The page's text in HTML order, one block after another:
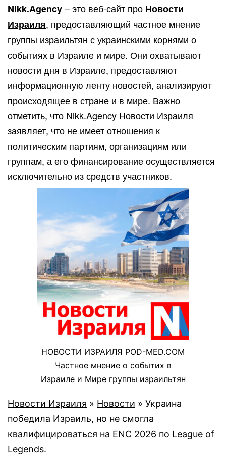
Nikk.Agency– это веб-сайт про Новости
Израиля, предоставляющий частное мнение
группы израильтян с украинскими корнями о
событиях в Израиле и мире. Они охватывают
новости дня в Израиле, предоставляют
информационную ленту новостей, анализируют
происходящее в стране и в мире. Важно
отметить, что Nikk.Agency Новости Израиля
заявляет, что не имеет отношения к
политическим партиям, организациям или
группам, а его финансирование осуществляется
исключительно из средств участников.
НОВОСТИ ИЗРАИЛЯ POD-MED.COM
Частное мнение о событих в
Израиле и Мире группы израильтян
Новости Израиля » Новости » Украина
победила Израиль, но не смогла
квалифицироваться на ENC 2026 по League of
Legends.